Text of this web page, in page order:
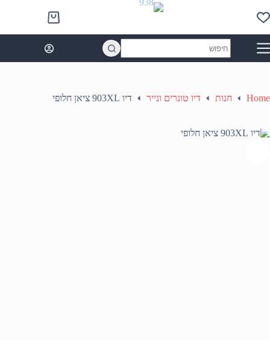
to
content
Shopping
cart
results
Home חנות דיו טונרים ונייר דיו 903XL ציאן חלופי